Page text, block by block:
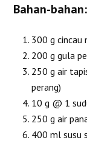
Bahan-bahan:
300 g cincau
200 g gula
250 g air
perang)
10 g @ 1
250 g air
400 ml susu